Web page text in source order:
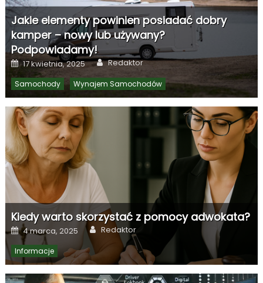
Jakie elementy powinien posiadać dobry
kamper – nowy lub używany?
Podpowiadamy!
Posted
on
17 kwietnia, 2025 Author
Redaktor
Samochody Wynajem Samochodów
Kiedy warto skorzystać z pomocy adwokata?
Posted
on
4 marca, 2025 Author
Redaktor
Informacje